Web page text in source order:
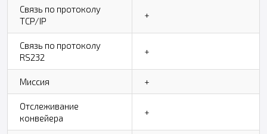
Связь по протоколу
TCP/IP
+
Связь по протоколу
RS232
+
Миссия +
Отслеживание
конвейера
+